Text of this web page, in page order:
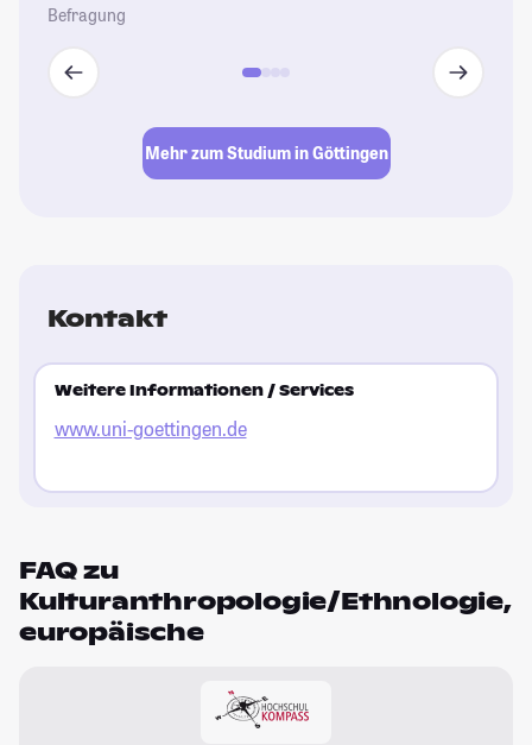
Befragung
Mehr zum Studium in Göttingen
Kontakt
Weitere Informationen / Services
www.uni-goettingen.de
FAQ zu
Kulturanthropologie/Ethnologie,
europäische